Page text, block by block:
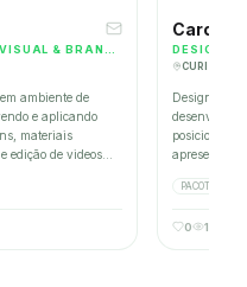
ambiente de
e aplicando
materiais
edição de videos
contribuindo
DESIGNER
CURITIBA
Designer
narrativa
PACOTE
0 1